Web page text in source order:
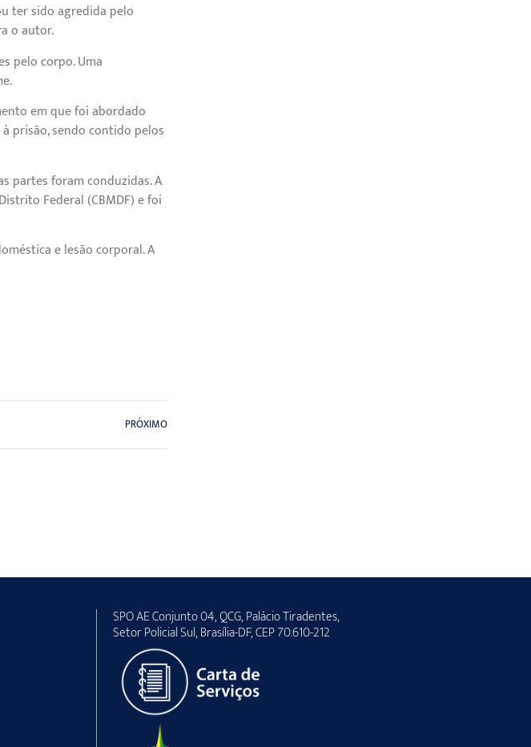
ter sido agredida pelo
o autor.
pelo corpo. Uma
em que foi abordado
prisão, sendo contido pelos
partes foram conduzidas. A
Federal (CBMDF) e foi
e lesão corporal. A
PRÓXIMO
SPO AE Conjunto 04, QCG, Palácio Tiradentes,
Setor Policial Sul, Brasília-DF, CEP 70.610-212